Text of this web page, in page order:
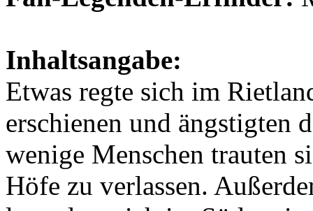
Inhaltsangabe:
Etwas regte sich im
erschienen und ängstigten
wenige Menschen trauten
Höfe zu verlassen.